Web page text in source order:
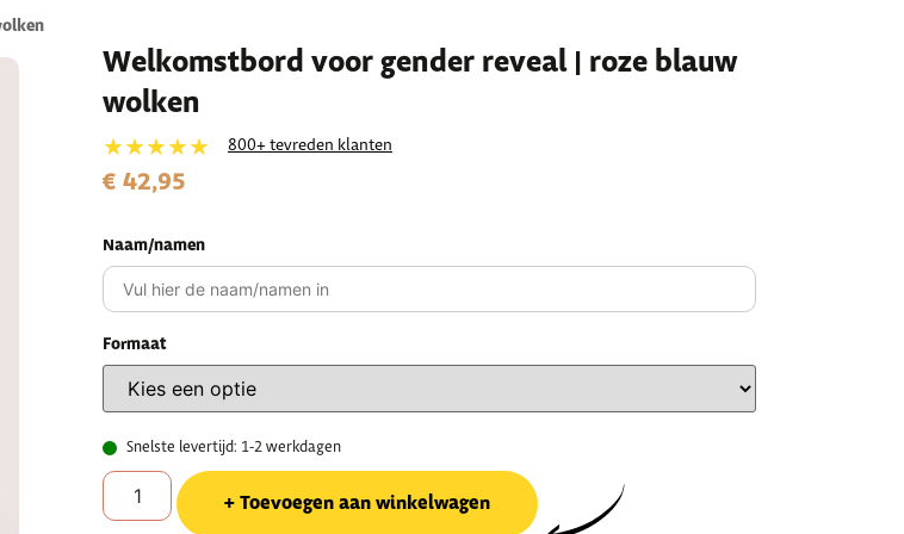
Welkomstbord voor gender reveal | roze blauw
wolken
★★★★★ 800+ tevreden klanten
€ 42,95
Naam/namen
Formaat
Snelste levertijd: 1-2 werkdagen
Toevoegen aan winkelwagen